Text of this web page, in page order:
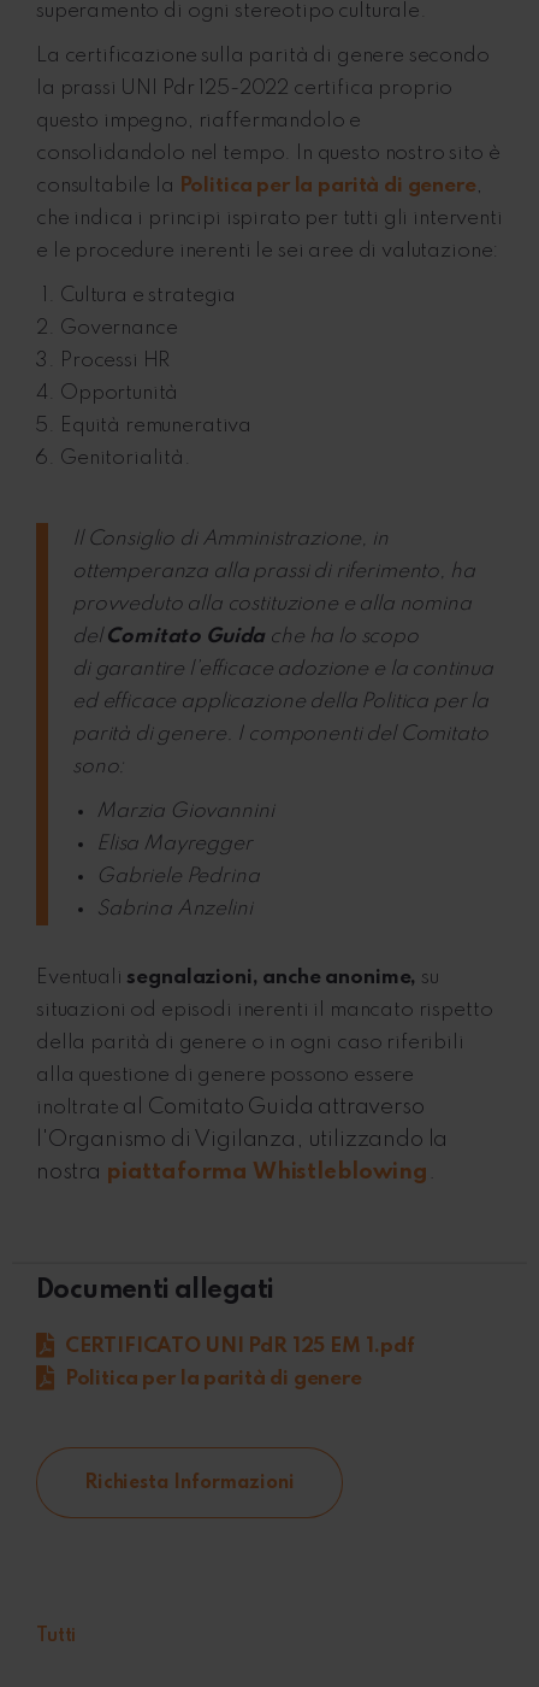
superamento di ogni stereotipo culturale.
La certificazione sulla parità di genere secondo
la prassi UNI Pdr 125-2022 certifica proprio
questo impegno, riaffermandolo e
consolidandolo nel tempo. In questo nostro sito è
consultabile la Politica per la parità di genere,
che indica i principi ispirato per tutti gli interventi
e le procedure inerenti le sei aree di valutazione:
Cultura e strategia
Governance
Processi HR
Opportunità
Equità remunerativa
Genitorialità.
Il Consiglio di Amministrazione, in
ottemperanza alla prassi di riferimento, ha
provveduto alla costituzione e alla nomina
del Comitato Guida che ha lo scopo
di garantire l’efficace adozione e la continua
ed efficace applicazione della Politica per la
parità di genere. I componenti del Comitato
sono:
Marzia Giovannini
Elisa Mayregger
Gabriele Pedrina
Sabrina Anzelini
Eventuali segnalazioni, anche anonime, su
situazioni od episodi inerenti il mancato rispetto
della parità di genere o in ogni caso riferibili
alla questione di genere possono essere
inoltrate al Comitato Guida attraverso
l'Organismo di Vigilanza, utilizzando la
nostra piattaforma Whistleblowing .
Documenti allegati
CERTIFICATO UNI PdR 125 EM 1.pdf
Politica per la parità di genere
Richiesta Informazioni
Tutti